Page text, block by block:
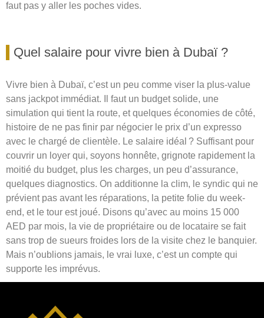
faut pas y aller les poches vides.
Quel salaire pour vivre bien à Dubaï ?
Vivre bien à Dubaï, c’est un peu comme viser la plus-value
sans jackpot immédiat. Il faut un budget solide, une
simulation qui tient la route, et quelques économies de côté,
histoire de ne pas finir par négocier le prix d’un expresso
avec le chargé de clientèle. Le salaire idéal ? Suffisant pour
couvrir un loyer qui, soyons honnête, grignote rapidement la
moitié du budget, plus les charges, un peu d’assurance,
quelques diagnostics. On additionne la clim, le syndic qui ne
prévient pas avant les réparations, la petite folie du week-
end, et le tour est joué. Disons qu’avec au moins 15 000
AED par mois, la vie de propriétaire ou de locataire se fait
sans trop de sueurs froides lors de la visite chez le banquier.
Mais n’oublions jamais, le vrai luxe, c’est un compte qui
supporte les imprévus.